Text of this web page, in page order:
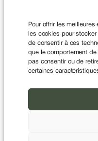
Pour offrir les
les cookies pour
de consentir à ces
que le comportement
pas consentir ou de
certaines
Conseiller en
Membre de la CNCEF
Budapest, CS 92459,
© 2026
LUCYA